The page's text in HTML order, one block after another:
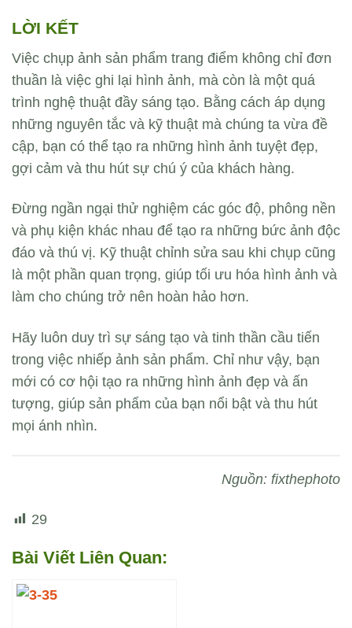
LỜI KẾT
Việc chụp ảnh sản phẩm trang điểm không chỉ đơn
thuần là việc ghi lại hình ảnh, mà còn là một quá
trình nghệ thuật đầy sáng tạo. Bằng cách áp dụng
những nguyên tắc và kỹ thuật mà chúng ta vừa đề
cập, bạn có thể tạo ra những hình ảnh tuyệt đẹp,
gợi cảm và thu hút sự chú ý của khách hàng.
Đừng ngần ngại thử nghiệm các góc độ, phông nền
và phụ kiện khác nhau để tạo ra những bức ảnh độc
đáo và thú vị. Kỹ thuật chỉnh sửa sau khi chụp cũng
là một phần quan trọng, giúp tối ưu hóa hình ảnh và
làm cho chúng trở nên hoàn hảo hơn.
Hãy luôn duy trì sự sáng tạo và tinh thần cầu tiến
trong việc nhiếp ảnh sản phẩm. Chỉ như vậy, bạn
mới có cơ hội tạo ra những hình ảnh đẹp và ấn
tượng, giúp sản phẩm của bạn nổi bật và thu hút
mọi ánh nhìn.
Nguồn: fixthephoto
29
Bài Viết Liên Quan: